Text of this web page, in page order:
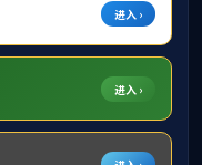
板参数！
页